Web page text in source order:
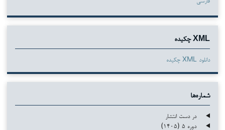
XML چکیده
دانلود XML چکیده
شماره‌ها
در دست انتشار
دوره ۵ (۱۴۰۵)